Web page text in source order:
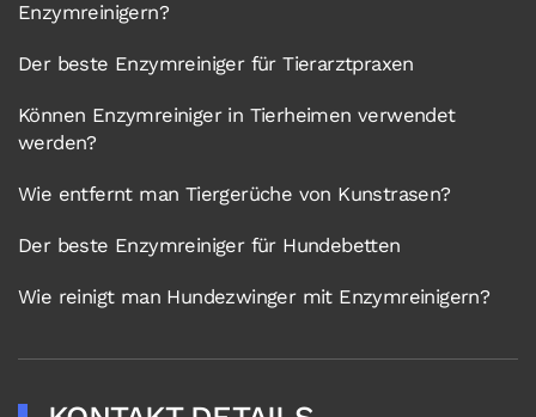
Enzymreinigern?
Der beste Enzymreiniger für Tierarztpraxen
Können Enzymreiniger in Tierheimen verwendet
werden?
Wie entfernt man Tiergerüche von Kunstrasen?
Der beste Enzymreiniger für Hundebetten
Wie reinigt man Hundezwinger mit Enzymreinigern?